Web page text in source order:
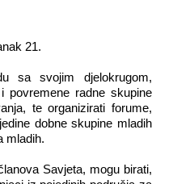
21.
sa svojim djelokrugom,
povremene radne skupine
te organizirati forume,
dobne skupine mladih
mladih.
Savjeta, mogu birati,